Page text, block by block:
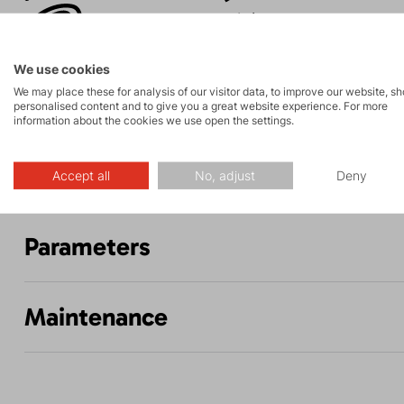
Description
Parameters
Maintenance
We use cookies
We may place these for analysis of our visitor data, to improve our website,
personalised content and to give you a great website experience. For more
information about the cookies we use open the settings.
Accept all No, adjust Deny